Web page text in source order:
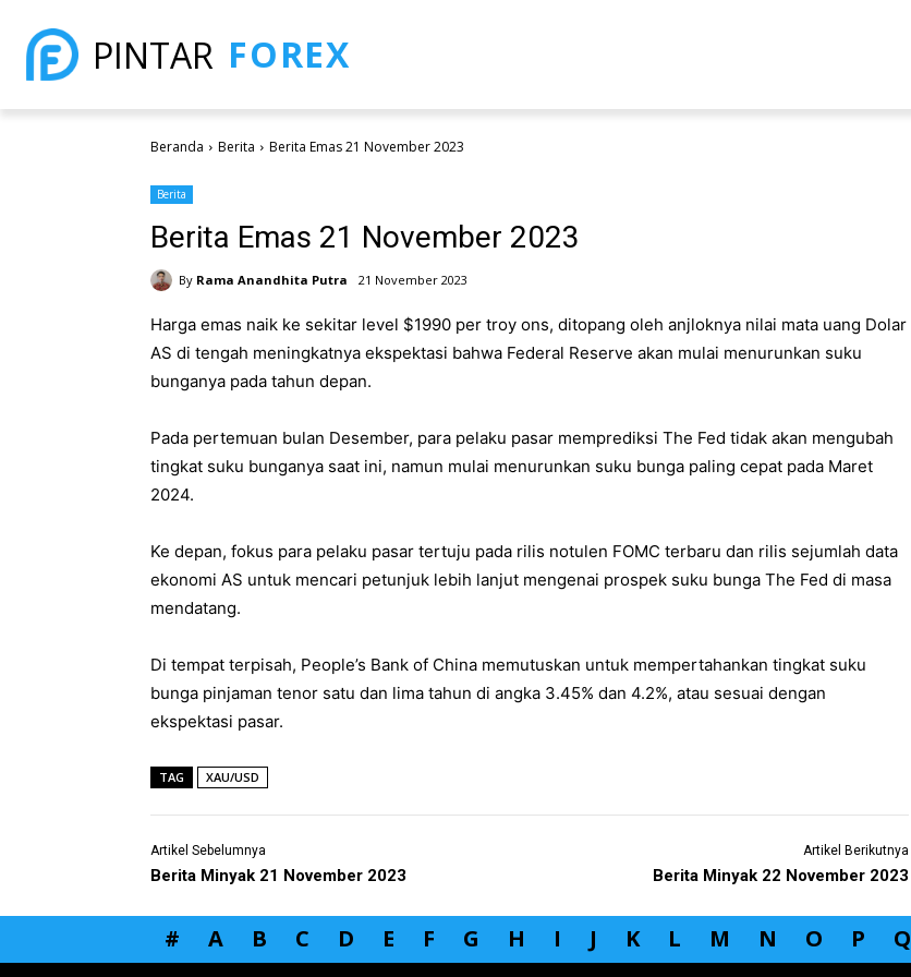
PINTAR FOREX
Beranda Berita Berita Emas 21 November 2023
Berita
Berita Emas 21 November 2023
By Rama Anandhita Putra 21 November 2023
Harga emas naik ke sekitar level $1990 per troy ons, ditopang oleh anjloknya nilai mata uang Dolar
AS di tengah meningkatnya ekspektasi bahwa Federal Reserve akan mulai menurunkan suku
bunganya pada tahun depan.
Pada pertemuan bulan Desember, para pelaku pasar memprediksi The Fed tidak akan mengubah
tingkat suku bunganya saat ini, namun mulai menurunkan suku bunga paling cepat pada Maret
2024.
Ke depan, fokus para pelaku pasar tertuju pada rilis notulen FOMC terbaru dan rilis sejumlah data
ekonomi AS untuk mencari petunjuk lebih lanjut mengenai prospek suku bunga The Fed di masa
mendatang.
Di tempat terpisah, People’s Bank of China memutuskan untuk mempertahankan tingkat suku
bunga pinjaman tenor satu dan lima tahun di angka 3.45% dan 4.2%, atau sesuai dengan
ekspektasi pasar.
TAG XAU/USD
Artikel Sebelumnya
Berita Minyak 21 November 2023
Artikel Berikutnya
Berita Minyak 22 November 2023
# A B C D E F G H I J K L M N O P Q